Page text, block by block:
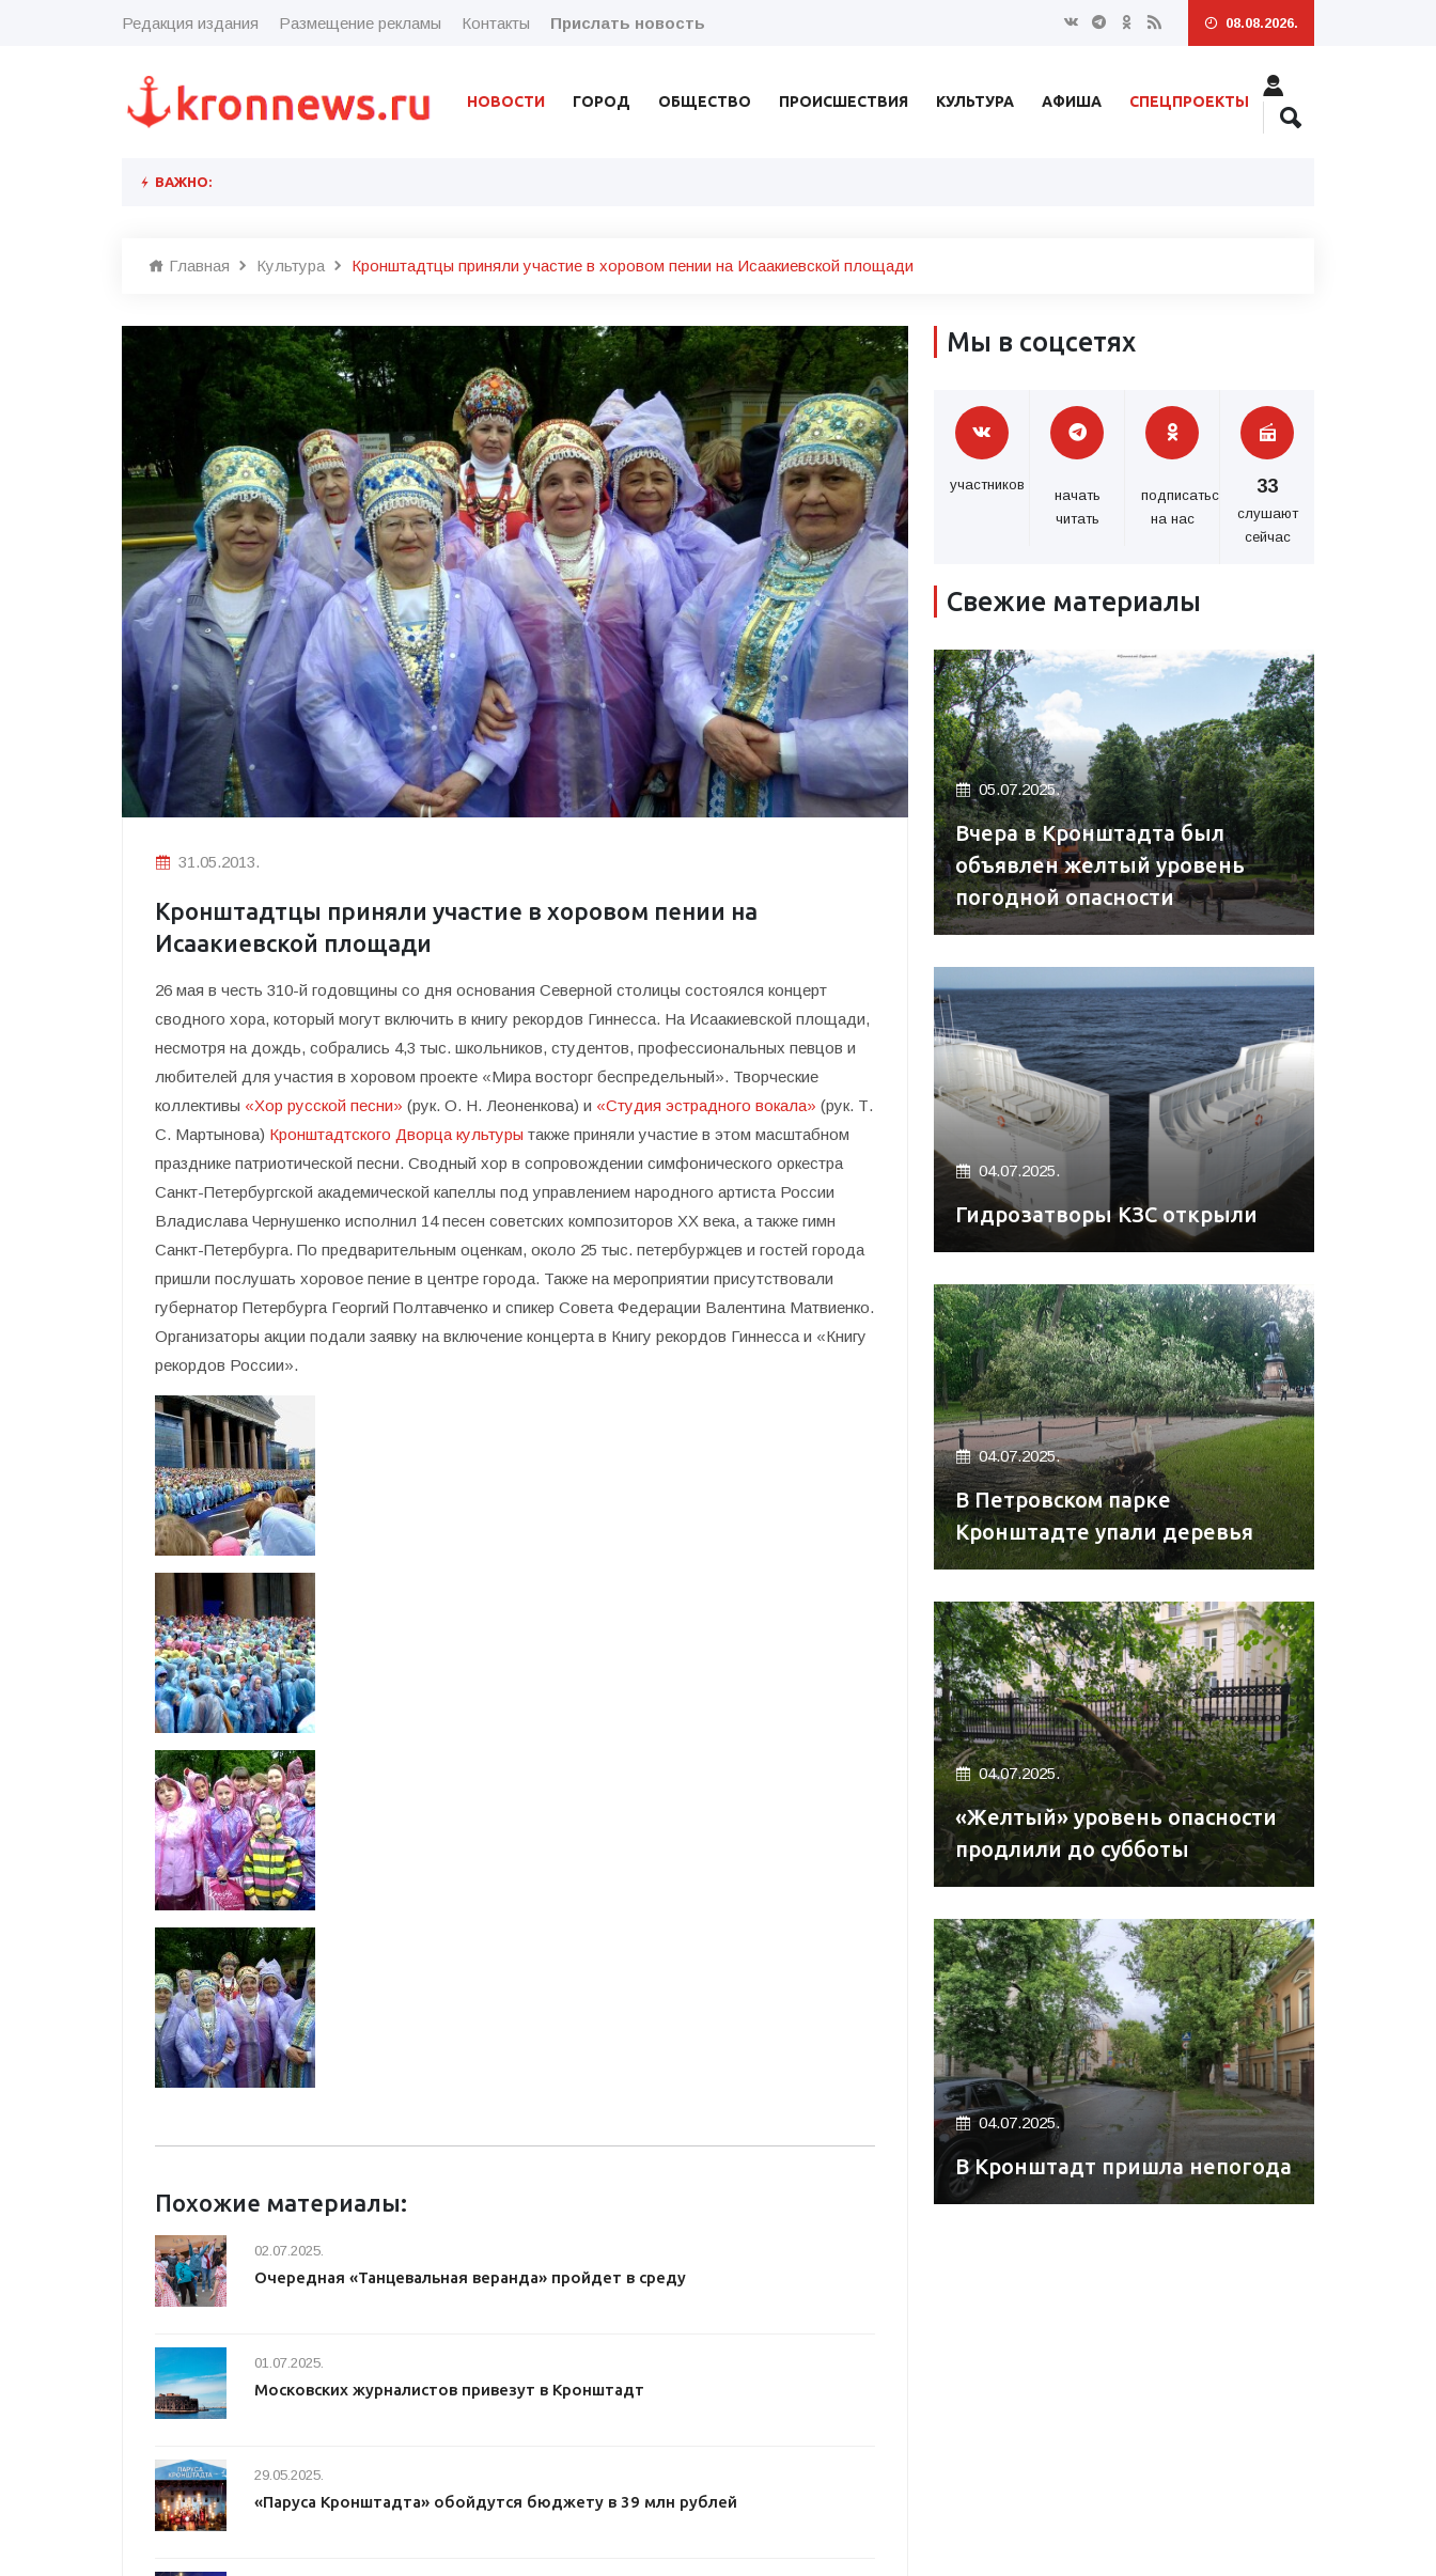
Редакция издания Размещение рекламы Контакты Прислать новость 08.08.2026.
НОВОСТИ ГОРОД ОБЩЕСТВО ПРОИСШЕСТВИЯ КУЛЬТУРА АФИША СПЕЦПРОЕКТЫ
ВАЖНО:
Главная Культура Кронштадтцы приняли участие в хоровом пении на Исаакиевской площади
31.05.2013.
Кронштадтцы приняли участие в хоровом пении на
Исаакиевской площади
26 мая в честь 310-й годовщины со дня основания Северной столицы состоялся концерт
сводного хора, который могут включить в книгу рекордов Гиннесcа. На Исаакиевской площади,
несмотря на дождь, собрались 4,3 тыс. школьников, студентов, профессиональных певцов и
любителей для участия в хоровом проекте «Мира восторг беспредельный». Творческие
коллективы «Хор русской песни» (рук. О. Н. Леоненкова) и «Студия эстрадного вокала» (рук. Т.
С. Мартынова) Кронштадтского Дворца культуры также приняли участие в этом масштабном
празднике патриотической песни. Сводный хор в сопровождении симфонического оркестра
Санкт-Петербургской академической капеллы под управлением народного артиста России
Владислава Чернушенко исполнил 14 песен советских композиторов ХХ века, а также гимн
Санкт-Петербурга. По предварительным оценкам, около 25 тыс. петербуржцев и гостей города
пришли послушать хоровое пение в центре города. Также на мероприятии присутствовали
губернатор Петербурга Георгий Полтавченко и спикер Совета Федерации Валентина Матвиенко.
Организаторы акции подали заявку на включение концерта в Книгу рекордов Гиннесса и «Книгу
рекордов России».
Похожие материалы:
02.07.2025.
Очередная «Танцевальная веранда» пройдет в среду
01.07.2025.
Московских журналистов привезут в Кронштадт
29.05.2025.
«Паруса Кронштадта» обойдутся бюджету в 39 млн рублей
Мы в соцсетях
участников
начать
читать
подписаться
на нас
33
слушают
сейчас
Свежие материалы
05.07.2025.
Вчера в Кронштадта был
объявлен желтый уровень
погодной опасности
04.07.2025.
Гидрозатворы КЗС открыли
04.07.2025.
В Петровском парке
Кронштадте упали деревья
04.07.2025.
«Желтый» уровень опасности
продлили до субботы
04.07.2025.
В Кронштадт пришла непогода